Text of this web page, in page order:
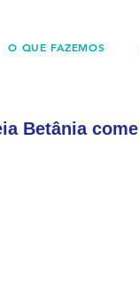
O QUE FAZEMOS
Betânia